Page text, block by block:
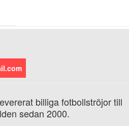
billiga fotbollströjor till
sedan 2000.